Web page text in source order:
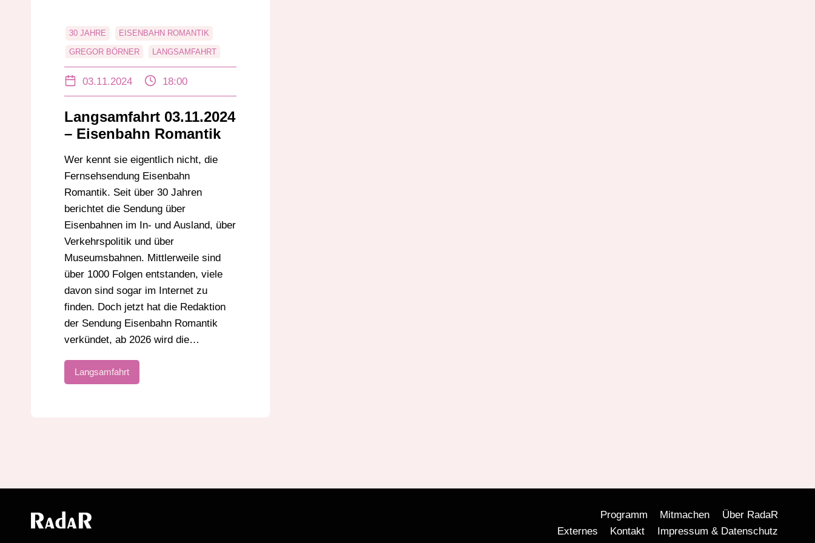
30 JAHRE EISENBAHN ROMANTIK
GREGOR BÖRNER LANGSAMFAHRT
03.11.2024 18:00
Langsamfahrt 03.11.2024
– Eisenbahn Romantik
Wer kennt sie eigentlich nicht, die
Fernsehsendung Eisenbahn
Romantik. Seit über 30 Jahren
berichtet die Sendung über
Eisenbahnen im In- und Ausland, über
Verkehrspolitik und über
Museumsbahnen. Mittlerweile sind
über 1000 Folgen entstanden, viele
davon sind sogar im Internet zu
finden. Doch jetzt hat die Redaktion
der Sendung Eisenbahn Romantik
verkündet, ab 2026 wird die…
Langsamfahrt
Programm Mitmachen
Über RadaR
Externes
Kontakt Impressum & Datenschutz